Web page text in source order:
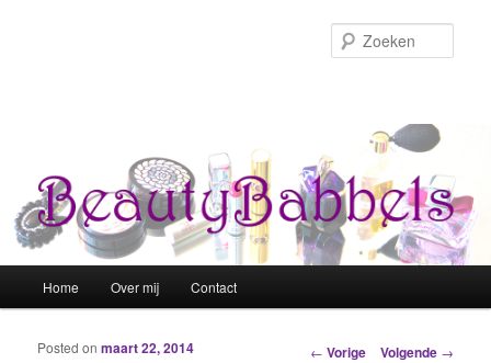
Spring naar de primaire inhoud
Spring naar de secundaire inhoud
Home Over mij Contact
Berichtnavigatie
← Vorige Volgende →
Posted onmaart 22, 2014